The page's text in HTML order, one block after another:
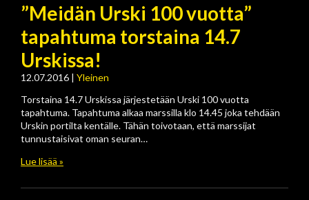
”Meidän Urski 100 vuotta”
tapahtuma torstaina 14.7
Urskissa!
12.07.2016 | Yleinen
Torstaina 14.7 Urskissa järjestetään Urski 100 vuotta
tapahtuma. Tapahtuma alkaa marssilla klo 14.45 joka tehdään
Urskin portilta kentälle. Tähän toivotaan, että marssijat
tunnustaisivat oman seuran…
Lue lisää »